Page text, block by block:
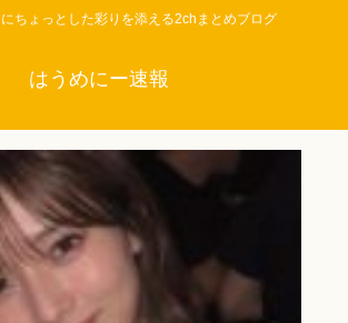
ちょっとした彩りを添える2chまとめブログ
はうめにー速報